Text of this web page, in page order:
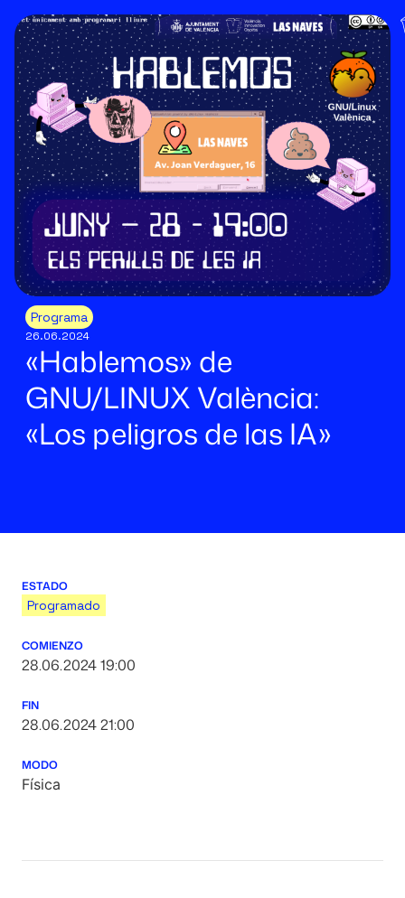
Programa
26.06.2024
«Hablemos» de
GNU/LINUX València:
«Los peligros de las IA»
ESTADO
Programado
COMIENZO
28.06.2024 19:00
FIN
28.06.2024 21:00
MODO
Física